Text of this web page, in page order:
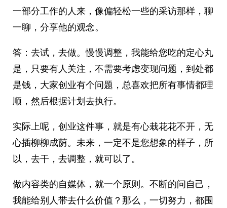
一部分工作的人来，像偏轻松一些的采访那样，聊
一聊，分享他的观念。
答：去试，去做。慢慢调整，我能给您吃的定心丸
是，只要有人关注，不需要考虑变现问题，到处都
是钱，大家创业有个问题，总喜欢把所有事情都理
顺，然后根据计划去执行。
实际上呢，创业这件事，就是有心栽花花不开，无
心插柳柳成荫。未来，一定不是您想象的样子，所
以，去干，去调整，就可以了。
做内容类的自媒体，就一个原则。不断的问自己，
我能给别人带去什么价值？那么，一切努力，都围